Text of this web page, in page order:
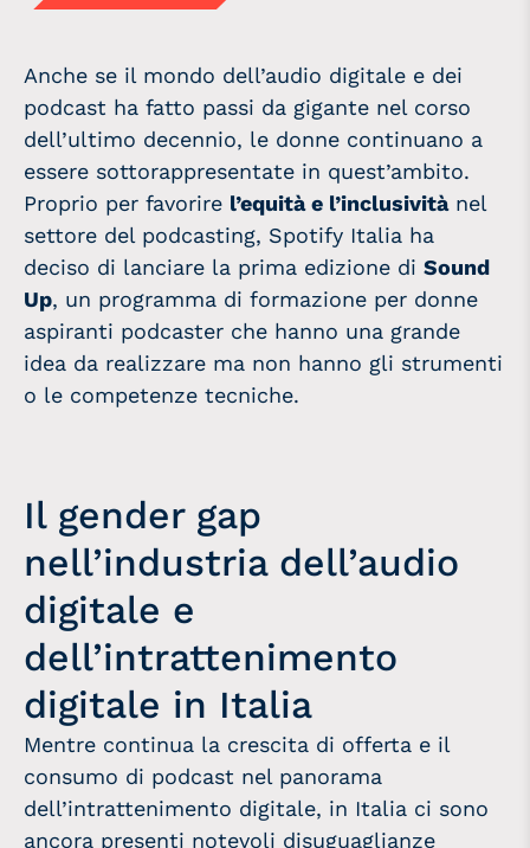
Anche se il mondo dell’audio digitale e dei
podcast ha fatto passi da gigante nel corso
dell’ultimo decennio, le donne continuano a
essere sottorappresentate in quest’ambito.
Proprio per favorire l’equità e l’inclusivitànel
settore del podcasting, Spotify Italia ha
deciso di lanciare la prima edizione di Sound
Up, un programma di formazione per donne
aspiranti podcaster che hanno una grande
idea da realizzare ma non hanno gli strumenti
o le competenze tecniche.
Il gender gap
nell’industria dell’audio
digitale e
dell’intrattenimento
digitale in Italia
Mentre continua la crescita di offerta e il
consumo di podcast nel panorama
dell’intrattenimento digitale, in Italia ci sono
ancora presenti notevoli disuguaglianze